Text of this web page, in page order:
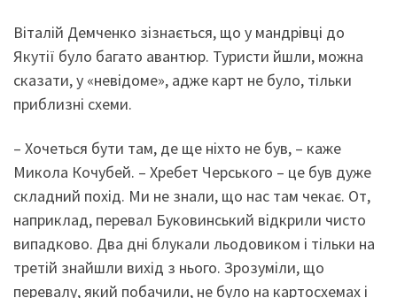
Віталій Демченко зізнається, що у мандрівці до
Якутії було багато авантюр. Туристи йшли, можна
сказати, у «невідоме», адже карт не було, тільки
приблизні схеми.
– Хочеться бути там, де ще ніхто не був, – каже
Микола Кочубей. – Хребет Черського – це був дуже
складний похід. Ми не знали, що нас там чекає. От,
наприклад, перевал Буковинський відкрили чисто
випадково. Два дні блукали льодовиком і тільки на
третій знайшли вихід з нього. Зрозуміли, що
перевалу, який побачили, не було на картосхемах і